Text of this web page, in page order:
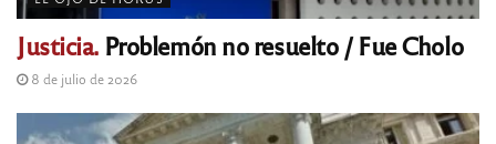
Justicia. Problemón no resuelto / Fue Cholo
8 de julio de 2026